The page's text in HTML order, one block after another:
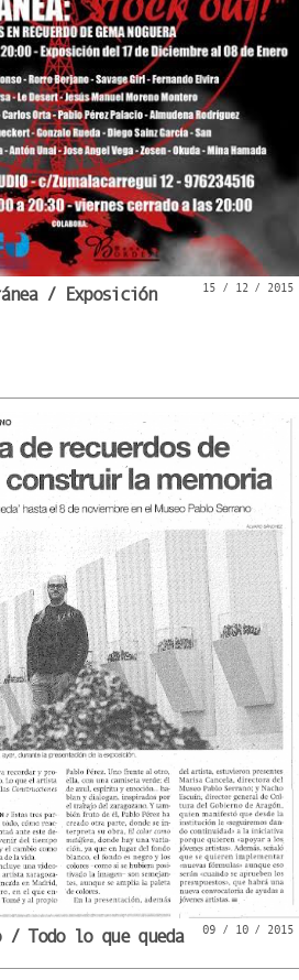
/ Exposición
15 / 12 / 2015
Todo lo que queda 09 / 10 / 2015